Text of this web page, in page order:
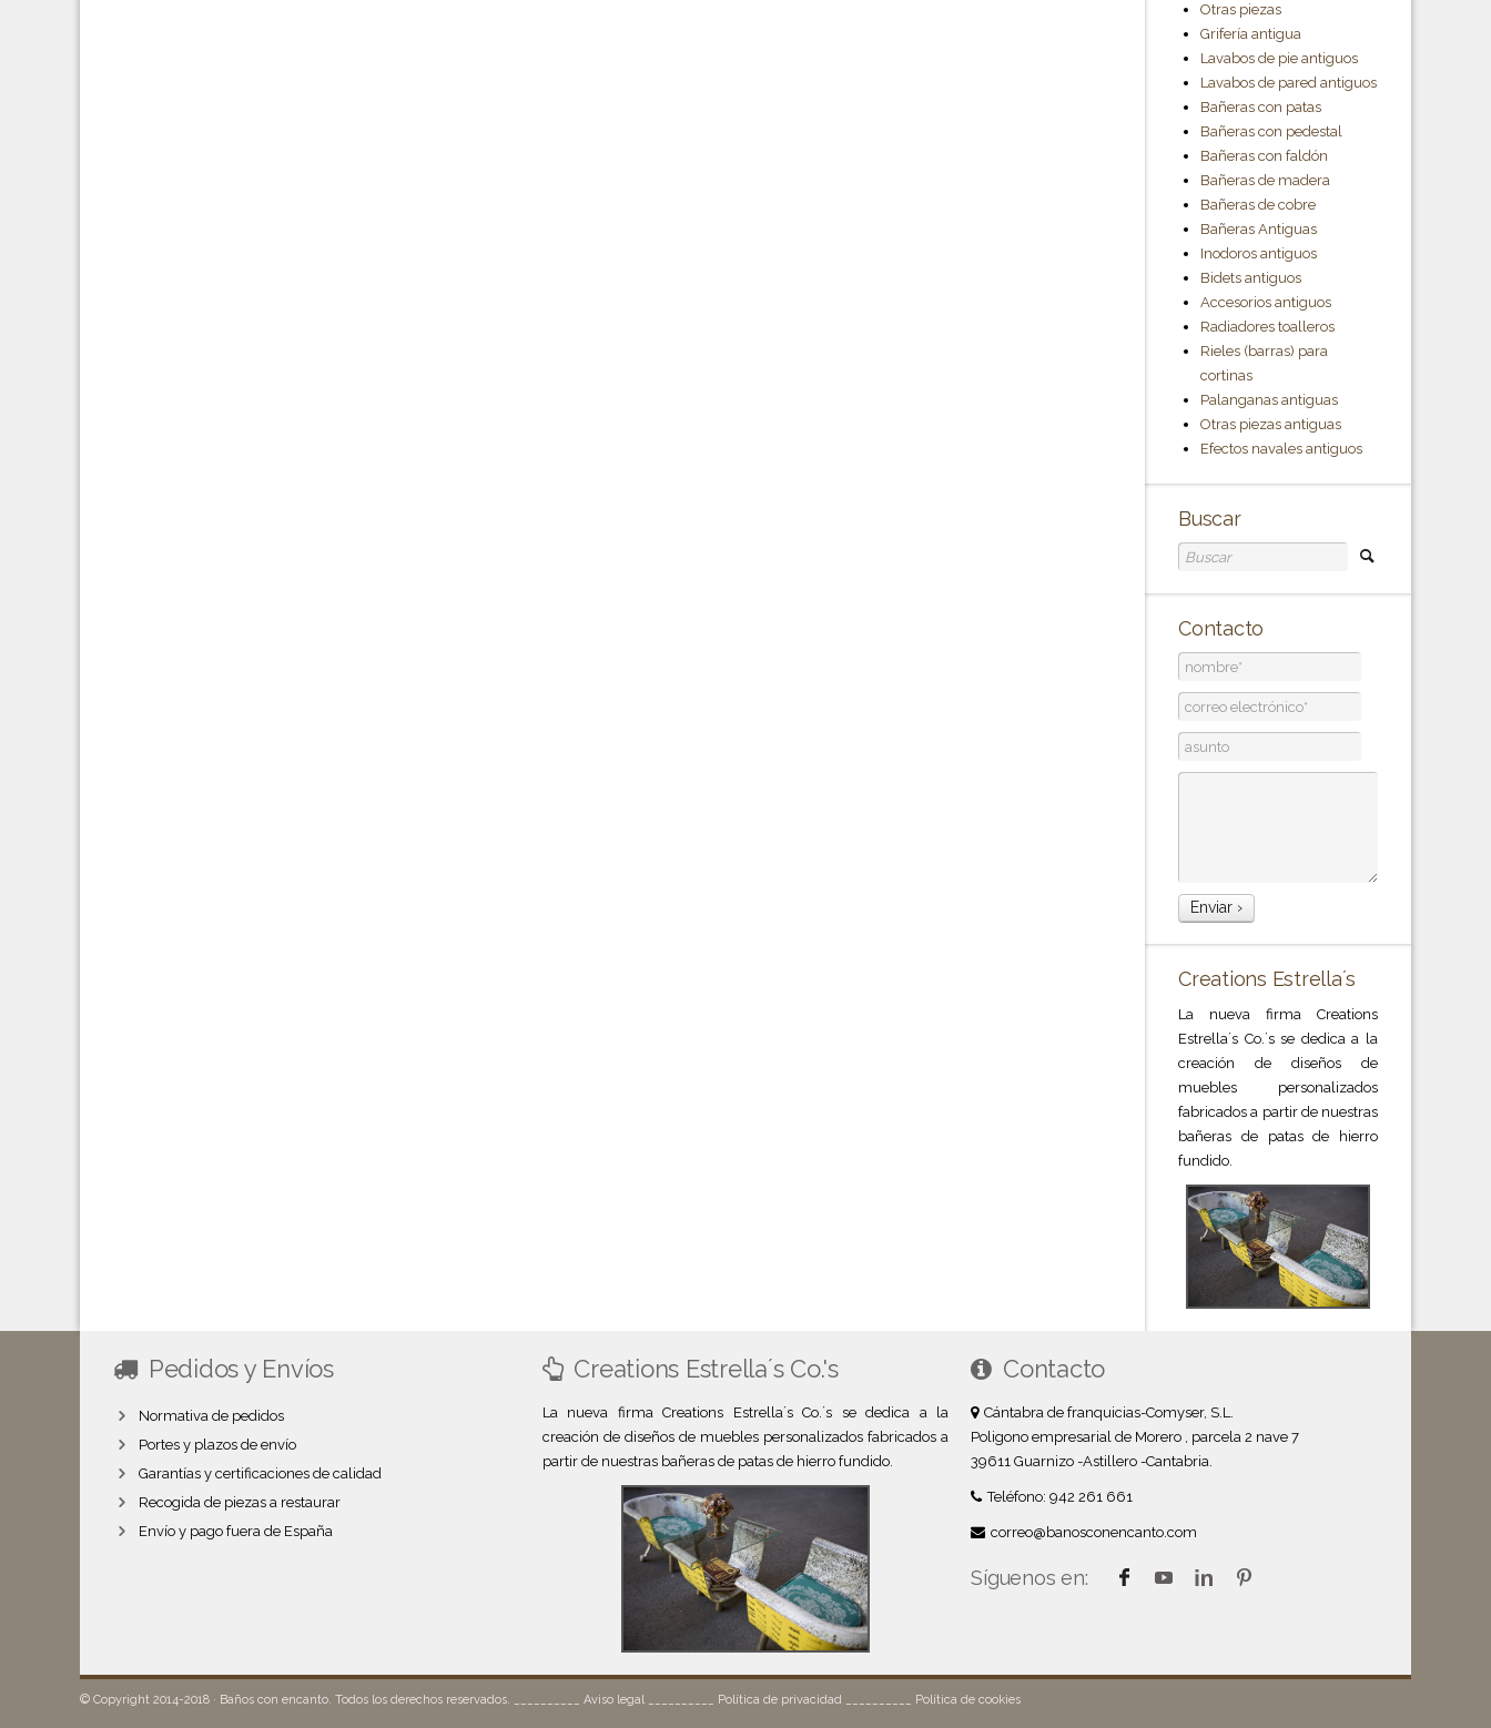
Otras piezas
Grifería antigua
Lavabos de pie antiguos
Lavabos de pared antiguos
Bañeras con patas
Bañeras con pedestal
Bañeras con faldón
Bañeras de madera
Bañeras de cobre
Bañeras Antiguas
Inodoros antiguos
Bidets antiguos
Accesorios antiguos
Radiadores toalleros
Rieles (barras) para
cortinas
Palanganas antiguas
Otras piezas antiguas
Efectos navales antiguos
Buscar
Contacto
Creations Estrella´s
La nueva firma Creations
Estrella´s Co.´s se dedica a la
creación de diseños de
muebles personalizados
fabricados a partir de nuestras
bañeras de patas de hierro
fundido.
Pedidos y Envíos
Normativa de pedidos
Portes y plazos de envío
Garantías y certificaciones de calidad
Recogida de piezas a restaurar
Envío y pago fuera de España
Creations Estrella´s Co.'s
La nueva firma Creations Estrella´s Co.´s se dedica a la
creación de diseños de muebles personalizados fabricados a
partir de nuestras bañeras de patas de hierro fundido.
Contacto
Cántabra de franquicias-Comyser, S.L.
Poligono empresarial de Morero , parcela 2 nave 7
39611 Guarnizo -Astillero -Cantabria.
Teléfono: 942 261 661
correo@banosconencanto.com
Síguenos en:
© Copyright 2014-2018 · Baños con encanto. Todos los derechos reservados. __________ Aviso legal Política de privacidad Política de cookies